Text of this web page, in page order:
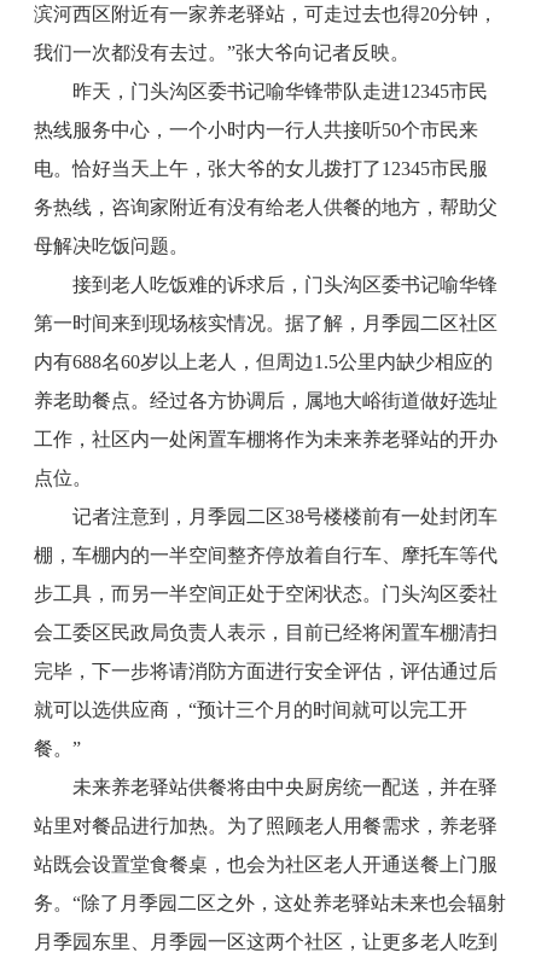
滨河西区附近有一家养老驿站，可走过去也得20分钟，
我们一次都没有去过。”张大爷向记者反映。
昨天，门头沟区委书记喻华锋带队走进12345市民
热线服务中心，一个小时内一行人共接听50个市民来
电。恰好当天上午，张大爷的女儿拨打了12345市民服
务热线，咨询家附近有没有给老人供餐的地方，帮助父
母解决吃饭问题。
接到老人吃饭难的诉求后，门头沟区委书记喻华锋
第一时间来到现场核实情况。据了解，月季园二区社区
内有688名60岁以上老人，但周边1.5公里内缺少相应的
养老助餐点。经过各方协调后，属地大峪街道做好选址
工作，社区内一处闲置车棚将作为未来养老驿站的开办
点位。
记者注意到，月季园二区38号楼楼前有一处封闭车
棚，车棚内的一半空间整齐停放着自行车、摩托车等代
步工具，而另一半空间正处于空闲状态。门头沟区委社
会工委区民政局负责人表示，目前已经将闲置车棚清扫
完毕，下一步将请消防方面进行安全评估，评估通过后
就可以选供应商，“预计三个月的时间就可以完工开
餐。”
未来养老驿站供餐将由中央厨房统一配送，并在驿
站里对餐品进行加热。为了照顾老人用餐需求，养老驿
站既会设置堂食餐桌，也会为社区老人开通送餐上门服
务。“除了月季园二区之外，这处养老驿站未来也会辐射
月季园东里、月季园一区这两个社区，让更多老人吃到